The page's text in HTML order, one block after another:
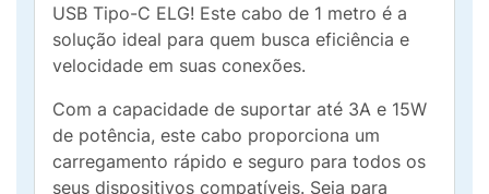
USB Tipo-C ELG! Este cabo de 1 metro é a
solução ideal para quem busca eficiência e
velocidade em suas conexões.
Com a capacidade de suportar até 3A e 15W
de potência, este cabo proporciona um
carregamento rápido e seguro para todos os
seus dispositivos compatíveis. Seja para